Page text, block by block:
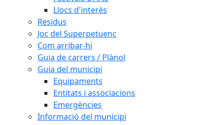
Llocs d'interès
Residus
Joc del Superpetuenc
Com arribar-hi
Guia de carrers / Plànol
Guia del municipi
Equipaments
Entitats i associacions
Emergències
Informació del municipi